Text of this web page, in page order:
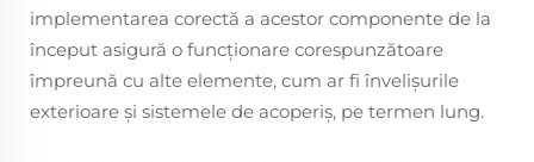
implementarea corectă a acestor componente de la
început asigură o funcționare corespunzătoare
împreună cu alte elemente, cum ar fi învelișurile
exterioare și sistemele de acoperiș, pe termen lung.